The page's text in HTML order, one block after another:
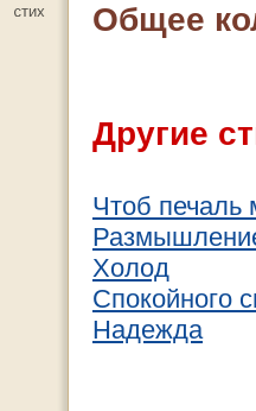
Общее
Другие
Чтоб
Холод
Спокойного
Надежда